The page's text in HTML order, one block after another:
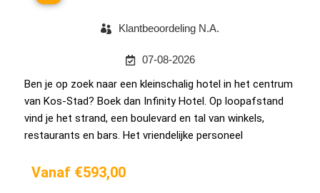
Klantbeoordeling N.A.
07-08-2026
Ben je op zoek naar een kleinschalig hotel in het centrum
van Kos-Stad? Boek dan Infinity Hotel. Op loopafstand
vind je het strand, een boulevard en tal van winkels,
restaurants en bars. Het vriendelijke personeel
Vanaf €593,00